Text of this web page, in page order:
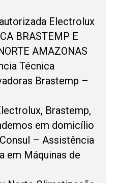
Electrolux
BRASTEMP E
AMAZONAS
Técnica
Brastemp –
Brastemp,
em domicílio
– Assistência
em Máquinas de